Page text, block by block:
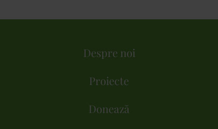
Despre noi
Proiecte
Donează